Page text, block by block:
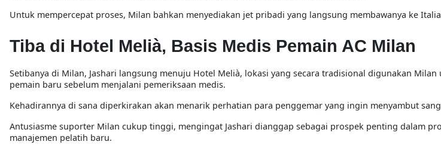
Untuk mempercepat proses, Milan bahkan menyediakan jet pribadi yang langsung membawanya ke
Tiba di Hotel Melià, Basis Medis Pemain AC Milan
Setibanya di Milan, Jashari langsung menuju Hotel Melià, lokasi yang secara tradisional digunakan
pemain baru sebelum menjalani pemeriksaan medis.
Kehadirannya di sana diperkirakan akan menarik perhatian para penggemar yang ingin menyambut
Antusiasme suporter Milan cukup tinggi, mengingat Jashari dianggap sebagai prospek penting dalam
manajemen pelatih baru.